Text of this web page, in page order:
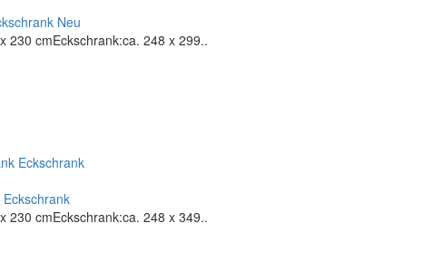
Neu
230 cmEckschrank:ca. 248 x 299..
230 cmEckschrank:ca. 248 x 349..